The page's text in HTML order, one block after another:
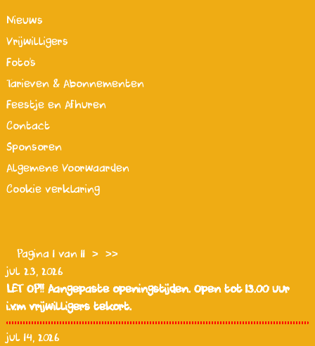
Nieuws
Vrijwilligers
Foto's
Tarieven & Abonnementen
Feestje en Afhuren
Contact
Sponsoren
Algemene Voorwaarden
Cookie verklaring
Pagina 1 van 11 > >>
jul 23, 2026
LET OP!! Aangepaste openingstijden. Open tot 13.00 uur
i.v.m vrijwilligers tekort.
jul 14, 2026